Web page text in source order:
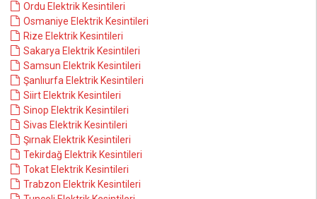
Ordu Elektrik Kesintileri
Osmaniye Elektrik Kesintileri
Rize Elektrik Kesintileri
Sakarya Elektrik Kesintileri
Samsun Elektrik Kesintileri
Şanlıurfa Elektrik Kesintileri
Siirt Elektrik Kesintileri
Sinop Elektrik Kesintileri
Sivas Elektrik Kesintileri
Şırnak Elektrik Kesintileri
Tekirdağ Elektrik Kesintileri
Tokat Elektrik Kesintileri
Trabzon Elektrik Kesintileri